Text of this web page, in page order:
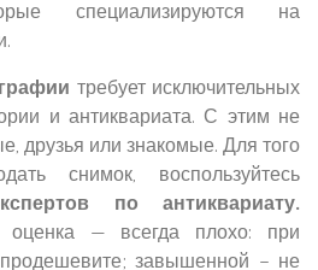
специализируются на
требует исключительных
и антиквариата. С этим не
друзья или знакомые. Для того
снимок, воспользуйтесь
по антиквариату.
оценка — всегда плохо: при
завышенной – не